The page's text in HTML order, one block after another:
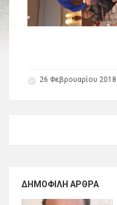
26 Φεβρουαρίου 2018
ΔΗΜΟΦΙΛΉ ΆΡΘΡΑ